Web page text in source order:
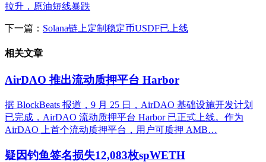
拉升，原油短线暴跌
下一篇： Solana链上定制稳定币USDF已上线
相关文章
AirDAO 推出流动质押平台 Harbor
据 BlockBeats 报道，9 月 25 日，AirDAO 基础设施开发计划
已完成，AirDAO 流动质押平台 Harbor 已正式上线。作为
AirDAO 上首个流动质押平台，用户可质押 AMB…
疑因钓鱼签名损失12,083枚spWETH